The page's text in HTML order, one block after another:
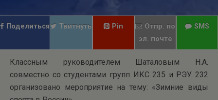
Поделиться Твитнуть Pin
Отпр. по
эл. почте
SMS
Классным руководителем Шаталовым Н.А.
совместно со студентами групп ИКС 235 и РЭУ 232
организовано мероприятие на тему: «Зимние виды